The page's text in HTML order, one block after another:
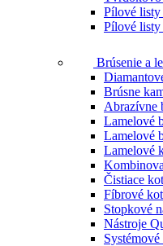
Pílové
Pílové listy
Brúsenie a
Brúsne
Abrazívne
Lamelové
Lamelové
Lamelové
Čistiace
Fíbrové
Stopkové
Nástroje